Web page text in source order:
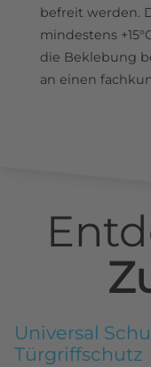
befreit werden.
mindestens
die Beklebung
an einen
Universal
Türgriffschutz